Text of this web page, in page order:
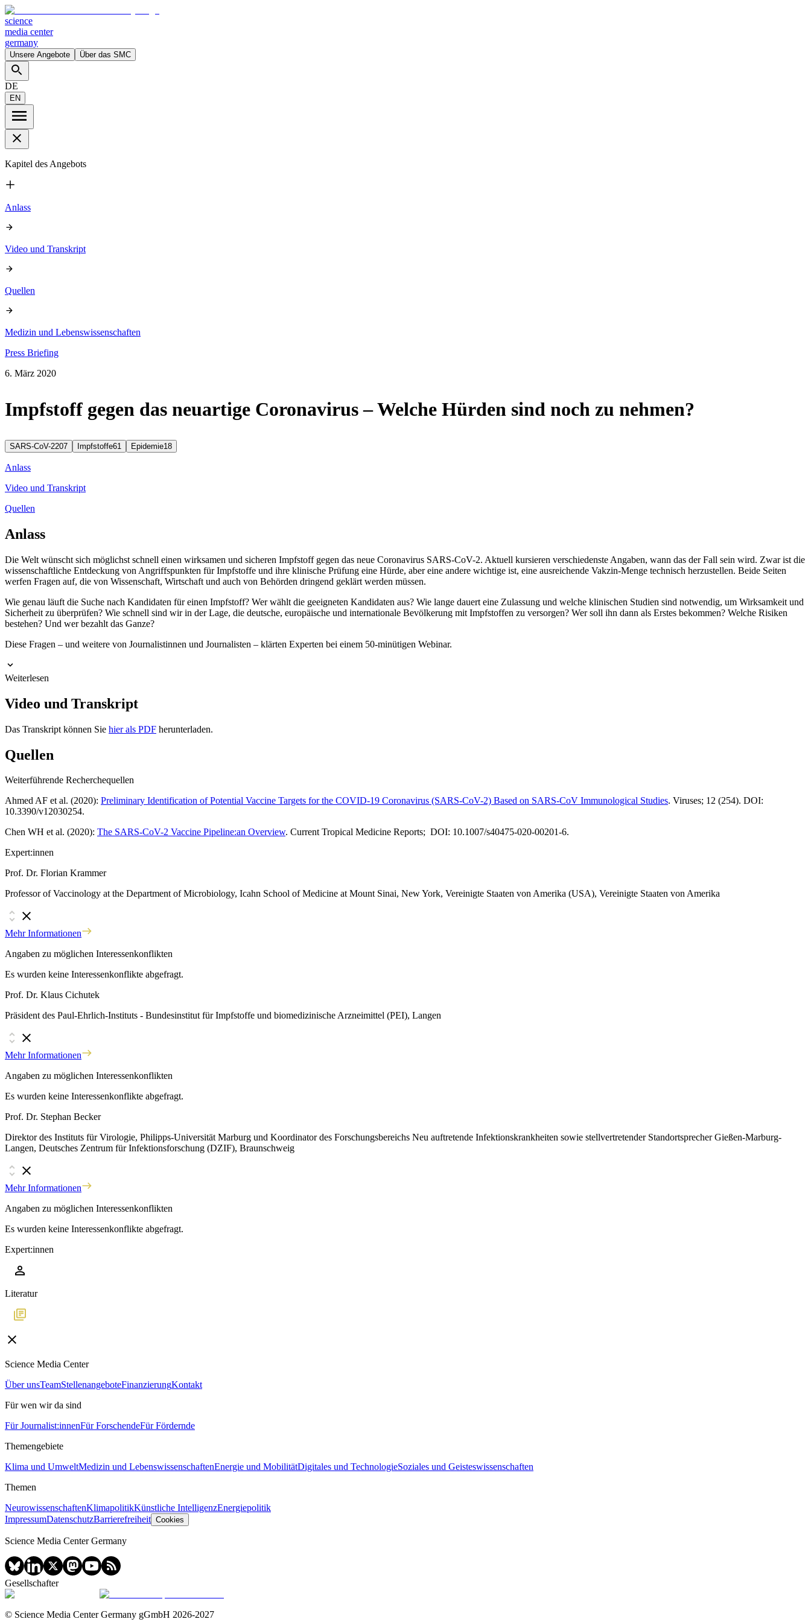
science
media center
germany
Unsere Angebote Über das SMC
DE
EN
Kapitel des Angebots
Anlass
Video und Transkript
Quellen
Medizin und Lebenswissenschaften
Press Briefing
6. März 2020
Impfstoff gegen das neuartige Coronavirus – Welche Hürden sind noch zu nehmen?
SARS-CoV-2207 Impfstoffe61 Epidemie18
Anlass
Video und Transkript
Quellen
Anlass
Die Welt wünscht sich möglichst schnell einen wirksamen und sicheren Impfstoff gegen das neue Coronavirus SARS-CoV-2. Aktuell kursieren verschiedenste Angaben, wann das der Fall sein wird. Zwar ist die
wissenschaftliche Entdeckung von Angriffspunkten für Impfstoffe und ihre klinische Prüfung eine Hürde, aber eine andere wichtige ist, eine ausreichende Vakzin-Menge technisch herzustellen. Beide Seiten
werfen Fragen auf, die von Wissenschaft, Wirtschaft und auch von Behörden dringend geklärt werden müssen.
Wie genau läuft die Suche nach Kandidaten für einen Impfstoff? Wer wählt die geeigneten Kandidaten aus? Wie lange dauert eine Zulassung und welche klinischen Studien sind notwendig, um Wirksamkeit und
Sicherheit zu überprüfen? Wie schnell sind wir in der Lage, die deutsche, europäische und internationale Bevölkerung mit Impfstoffen zu versorgen? Wer soll ihn dann als Erstes bekommen? Welche Risiken
bestehen? Und wer bezahlt das Ganze?
Diese Fragen – und weitere von Journalistinnen und Journalisten – klärten Experten bei einem 50-minütigen Webinar.
Weiterlesen
Video und Transkript
Das Transkript können Sie hier als PDF herunterladen.
Quellen
Weiterführende Recherchequellen
Ahmed AF et al. (2020): Preliminary Identification of Potential Vaccine Targets for the COVID-19 Coronavirus (SARS-CoV-2) Based on SARS-CoV Immunological Studies. Viruses; 12 (254). DOI:
10.3390/v12030254.
Chen WH et al. (2020): The SARS-CoV-2 Vaccine Pipeline:an Overview. Current Tropical Medicine Reports; DOI: 10.1007/s40475-020-00201-6.
Expert:innen
Prof. Dr. Florian Krammer
Professor of Vaccinology at the Department of Microbiology, Icahn School of Medicine at Mount Sinai, New York, Vereinigte Staaten von Amerika (USA), Vereinigte Staaten von Amerika
Mehr Informationen
Angaben zu möglichen Interessenkonflikten
Es wurden keine Interessenkonflikte abgefragt.
Prof. Dr. Klaus Cichutek
Präsident des Paul-Ehrlich-Instituts - Bundesinstitut für Impfstoffe und biomedizinische Arzneimittel (PEI), Langen
Mehr Informationen
Angaben zu möglichen Interessenkonflikten
Es wurden keine Interessenkonflikte abgefragt.
Prof. Dr. Stephan Becker
Direktor des Instituts für Virologie, Philipps-Universität Marburg und Koordinator des Forschungsbereichs Neu auftretende Infektionskrankheiten sowie stellvertretender Standortsprecher Gießen-Marburg-
Langen, Deutsches Zentrum für Infektionsforschung (DZIF), Braunschweig
Mehr Informationen
Angaben zu möglichen Interessenkonflikten
Es wurden keine Interessenkonflikte abgefragt.
Expert:innen
Literatur
Science Media Center
Über unsTeamStellenangeboteFinanzierungKontakt
Für wen wir da sind
Für Journalist:innenFür ForschendeFür Fördernde
Themengebiete
Klima und UmweltMedizin und LebenswissenschaftenEnergie und MobilitätDigitales und TechnologieSoziales und Geisteswissenschaften
Themen
NeurowissenschaftenKlimapolitikKünstliche IntelligenzEnergiepolitik
ImpressumDatenschutzBarrierefreiheit Cookies
Science Media Center Germany
Gesellschafter
© Science Media Center Germany gGmbH 2026-2027